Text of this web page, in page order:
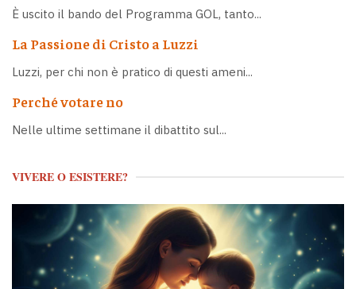
È uscito il bando del Programma GOL, tanto...
La Passione di Cristo a Luzzi
Luzzi, per chi non è pratico di questi ameni...
Perché votare no
Nelle ultime settimane il dibattito sul...
VIVERE O ESISTERE?